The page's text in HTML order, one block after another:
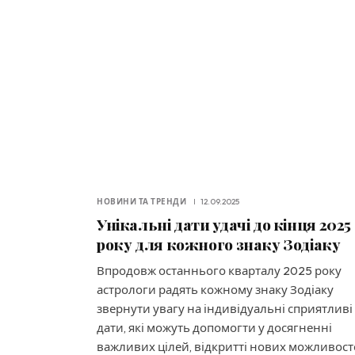
НОВИНИ ТА ТРЕНДИ 12.09.2025
Унікальні дати удачі до кінця 2025
року для кожного знаку Зодіаку
Впродовж останнього кварталу 2025 року
астрологи радять кожному знаку Зодіаку
звернути увагу на індивідуальні сприятливі
дати, які можуть допомогти у досягненні
важливих цілей, відкритті нових